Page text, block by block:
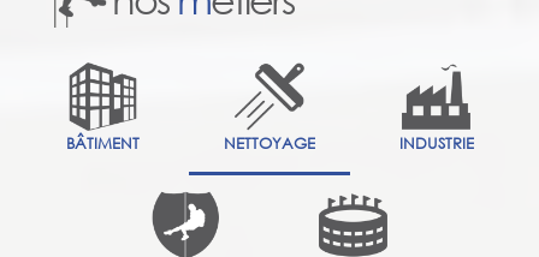
BÂTIMENT NETTOYAGE INDUSTRIE